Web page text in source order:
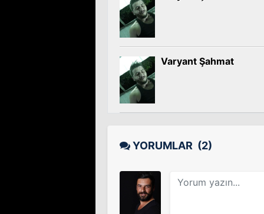
Tv Dizisi
Varyant Şahmat
YORUMLAR (2)